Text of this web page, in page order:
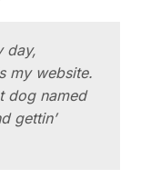
day,
my website.
dog named
gettin’